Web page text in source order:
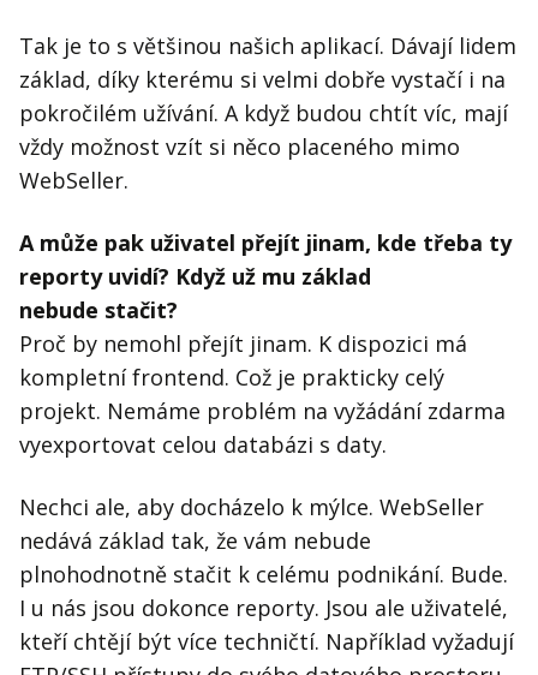
Tak je to s většinou našich aplikací. Dávají lidem
základ, díky kterému si velmi dobře vystačí i na
pokročilém užívání. A když budou chtít víc, mají
vždy možnost vzít si něco placeného mimo
WebSeller.
A může pak uživatel přejít jinam, kde třeba ty
reporty uvidí? Když už mu základ
nebude stačit?
Proč by nemohl přejít jinam. K dispozici má
kompletní frontend. Což je prakticky celý
projekt. Nemáme problém na vyžádání zdarma
vyexportovat celou databázi s daty.
Nechci ale, aby docházelo k mýlce. WebSeller
nedává základ tak, že vám nebude
plnohodnotně stačit k celému podnikání. Bude.
I u nás jsou dokonce reporty. Jsou ale uživatelé,
kteří chtějí být více techničtí. Například vyžadují